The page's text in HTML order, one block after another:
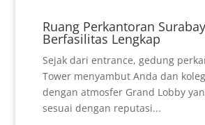
Ruang Perkantoran
Berfasilitas Lengkap
Sejak dari entrance, gedung
Tower menyambut Anda dan
dengan atmosfer Grand Lobby
sesuai dengan reputasi...